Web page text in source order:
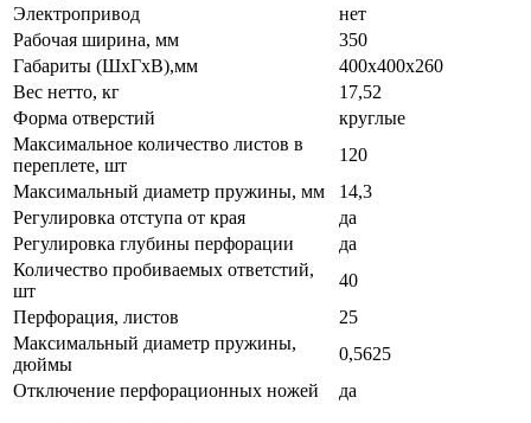
Электропривод
нет
Рабочая ширина, мм
350
Габариты (ШхГхВ),мм
400х400х260
Вес нетто, кг
17,52
Форма отверстий
круглые
Максимальное количество листов в
переплете, шт
120
Максимальный диаметр пружины, мм
14,3
Регулировка отступа от края
да
Регулировка глубины перфорации
да
Количество пробиваемых ответстий,
шт
40
Перфорация, листов
25
Максимальный диаметр пружины,
дюймы
0,5625
Отключение перфорационных ножей
да